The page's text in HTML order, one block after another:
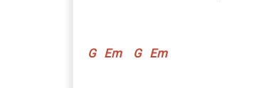
G Em G Em